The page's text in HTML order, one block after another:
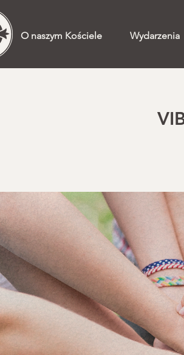
O naszym Kościele Wydarzenia